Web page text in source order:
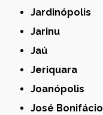
Jardinópolis
Jarinu
Jaú
Jeriquara
Joanópolis
José Bonifácio